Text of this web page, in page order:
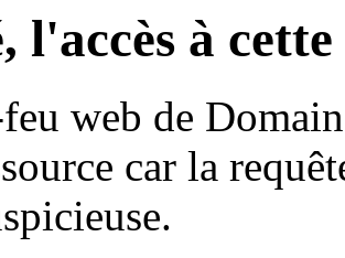
l'accès à
web de
car la